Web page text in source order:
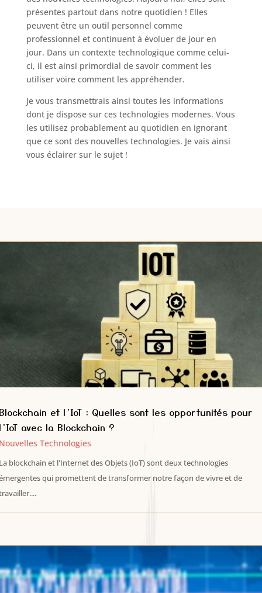
présentes partout dans notre quotidien ! Elles
peuvent être un outil personnel comme
professionnel et continuent à évoluer de jour en
jour. Dans un contexte technologique comme celui-
ci, il est ainsi primordial de savoir comment les
utiliser voire comment les appréhender.
Je vous transmettrais ainsi toutes les informations
dont je dispose sur ces technologies modernes. Vous
les utilisez probablement au quotidien en ignorant
que ce sont des nouvelles technologies. Je vais ainsi
vous éclairer sur le sujet !
et l’IoT : Quelles sont les opportunités pour
avec la Blockchain ?
Technologies
blockchain et l'Internet des Objets (IoT) sont deux technologies
qui promettent de transformer notre façon de vivre et de